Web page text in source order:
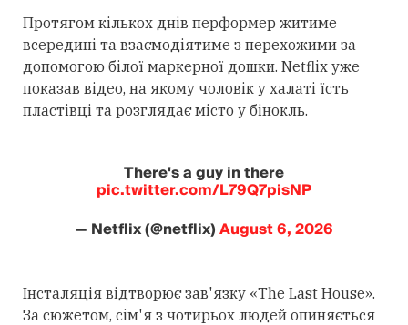
Протягом кількох днів перформер житиме
всередині та взаємодіятиме з перехожими за
допомогою білої маркерної дошки. Netflix уже
показав відео, на якому чоловік у халаті їсть
пластівці та розглядає місто у бінокль.
There's a guy in there
pic.twitter.com/L79Q7pisNP
— Netflix (@netflix)August 6, 2026
Інсталяція відтворює зав'язку «The Last House».
За сюжетом, сім'я з чотирьох людей опиняється